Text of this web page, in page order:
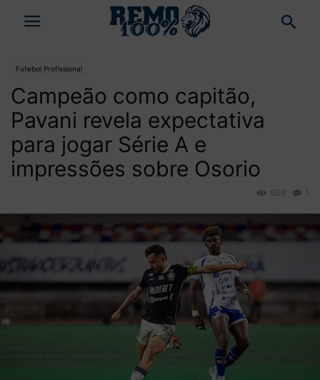
Futebol Profissional
Campeão como capitão,
Pavani revela expectativa
para jogar Série A e
impressões sobre Osorio
1
806